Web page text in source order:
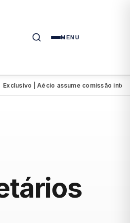
MENU
| Aécio assume comissão